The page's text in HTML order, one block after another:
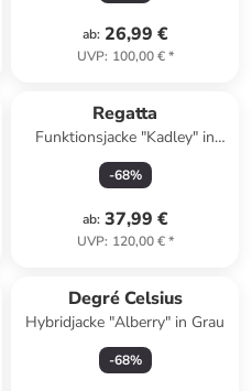
ab: 26,99 €
UVP: 100,00 €*
Regatta
Funktionsjacke "Kadley" in
Türkis
-68%
ab: 37,99 €
UVP: 120,00 €*
Degré Celsius
Hybridjacke "Alberry" in Grau
-68%